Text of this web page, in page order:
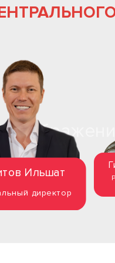
Ильшат
директор